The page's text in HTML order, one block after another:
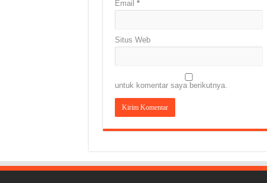
Email *
Situs Web
untuk komentar saya berikutnya.